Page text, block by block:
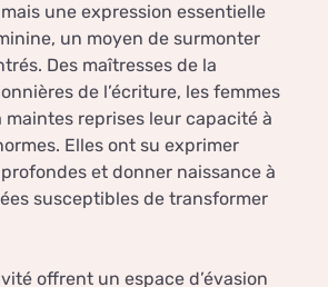
une expression essentielle
un moyen de surmonter
Des maîtresses de la
de l’écriture, les femmes
reprises leur capacité à
Elles ont su exprimer
et donner naissance à
susceptibles de transformer
offrent un espace d’évasion